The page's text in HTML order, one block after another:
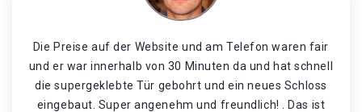
Die Preise auf der Website und am Telefon waren fair
und er war innerhalb von 30 Minuten da und hat schnell
die supergeklebte Tür gebohrt und ein neues Schloss
eingebaut. Super angenehm und freundlich! . Das ist